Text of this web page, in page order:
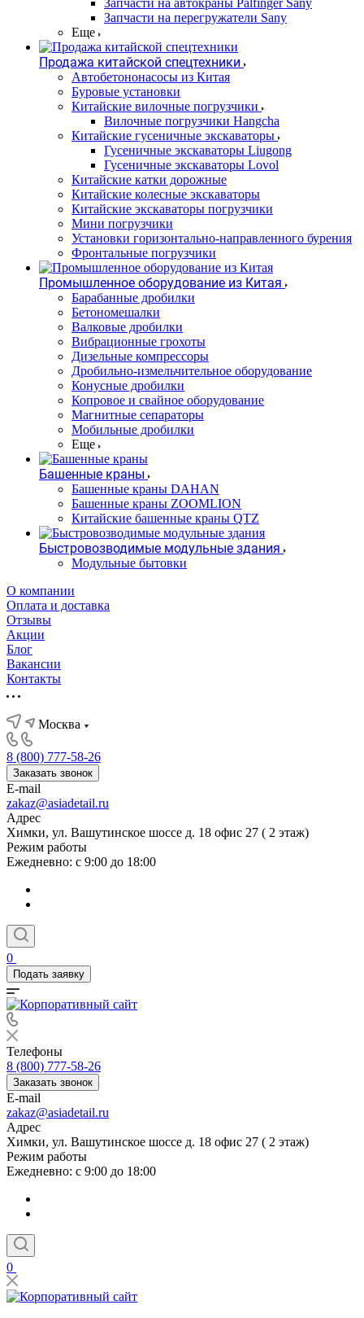
Запчасти на автокраны Palfinger Sany
Запчасти на перегружатели Sany
Еще
Продажа китайской спецтехники
Автобетононасосы из Китая
Буровые установки
Китайские вилочные погрузчики
Вилочные погрузчики Hangcha
Китайские гусеничные экскаваторы
Гусеничные экскаваторы Liugong
Гусеничные экскаваторы Lovol
Китайские катки дорожные
Китайские колесные экскаваторы
Китайские экскаваторы погрузчики
Мини погрузчики
Установки горизонтально-направленного бурения
Фронтальные погрузчики
Промышленное оборудование из Китая
Барабанные дробилки
Бетономешалки
Валковые дробилки
Вибрационные грохоты
Дизельные компрессоры
Дробильно-измельчительное оборудование
Конусные дробилки
Копровое и свайное оборудование
Магнитные сепараторы
Мобильные дробилки
Еще
Башенные краны
Башенные краны DAHAN
Башенные краны ZOOMLION
Китайские башенные краны QTZ
Быстровозводимые модульные здания
Модульные бытовки
О компании
Оплата и доставка
Отзывы
Акции
Блог
Вакансии
Контакты
Москва
8 (800) 777-58-26
Заказать звонок
E-mail
zakaz@asiadetail.ru
Адрес
Химки, ул. Вашутинское шоссе д. 18 офис 27 ( 2 этаж)
Режим работы
Ежедневно: с 9:00 до 18:00
0
Подать заявку
Телефоны
8 (800) 777-58-26
Заказать звонок
E-mail
zakaz@asiadetail.ru
Адрес
Химки, ул. Вашутинское шоссе д. 18 офис 27 ( 2 этаж)
Режим работы
Ежедневно: с 9:00 до 18:00
0